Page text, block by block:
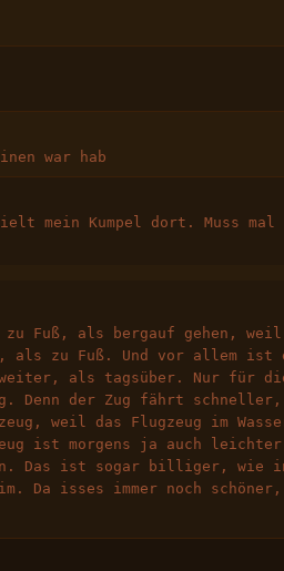
war hab
mein Kumpel dort. Muss mal
Fuß, als bergauf gehen, weil
zu Fuß. Und vor allem ist
weiter, als tagsüber. Nur für
Denn der Zug fährt
weil das Flugzeug im
ist morgens ja auch
Das ist sogar billiger, wie
Da isses immer noch